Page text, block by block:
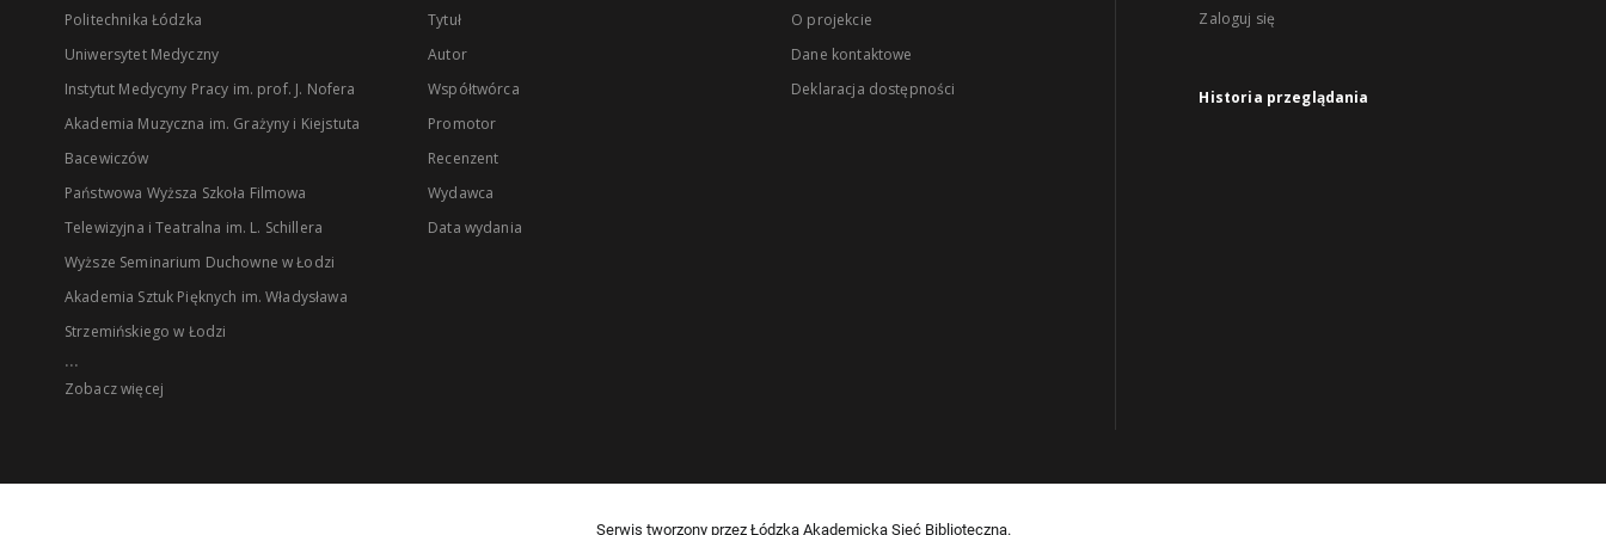
Politechnika Łódzka
Uniwersytet Medyczny
Instytut Medycyny Pracy im. prof. J. Nofera
Akademia Muzyczna im. Grażyny i Kiejstuta
Bacewiczów
Państwowa Wyższa Szkoła Filmowa
Telewizyjna i Teatralna im. L. Schillera
Wyższe Seminarium Duchowne w Łodzi
Akademia Sztuk Pięknych im. Władysława
Strzemińskiego w Łodzi
...
Zobacz więcej
Tytuł
Autor
Współtwórca
Promotor
Recenzent
Wydawca
Data wydania
O projekcie
Dane kontaktowe
Deklaracja dostępności
Zaloguj się
Historia przeglądania
Serwis tworzony przez Łódzką Akademicką Sieć Biblioteczną.